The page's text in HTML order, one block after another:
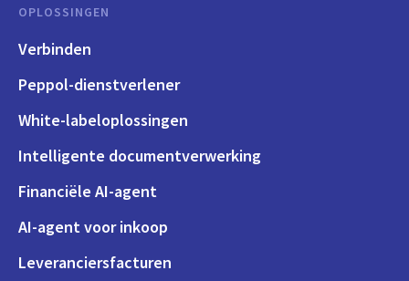
OPLOSSINGEN
Verbinden
Peppol-dienstverlener
White-labeloplossingen
Intelligente documentverwerking
Financiële AI-agent
AI-agent voor inkoop
Leveranciersfacturen